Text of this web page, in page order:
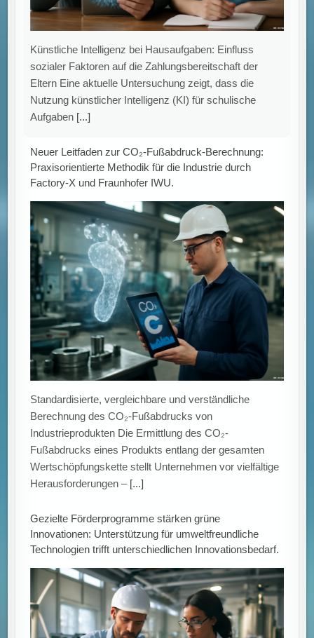
Künstliche Intelligenz bei Hausaufgaben: Einfluss
sozialer Faktoren auf die Zahlungsbereitschaft der
Eltern Eine aktuelle Untersuchung zeigt, dass die
Nutzung künstlicher Intelligenz (KI) für schulische
Aufgaben [...]
Neuer Leitfaden zur CO₂-Fußabdruck-Berechnung:
Praxisorientierte Methodik für die Industrie durch
Factory-X und Fraunhofer IWU.
Standardisierte, vergleichbare und verständliche
Berechnung des CO₂-Fußabdrucks von
Industrieprodukten Die Ermittlung des CO₂-
Fußabdrucks eines Produkts entlang der gesamten
Wertschöpfungskette stellt Unternehmen vor vielfältige
Herausforderungen – [...]
Gezielte Förderprogramme stärken grüne
Innovationen: Unterstützung für umweltfreundliche
Technologien trifft unterschiedlichen Innovationsbedarf.